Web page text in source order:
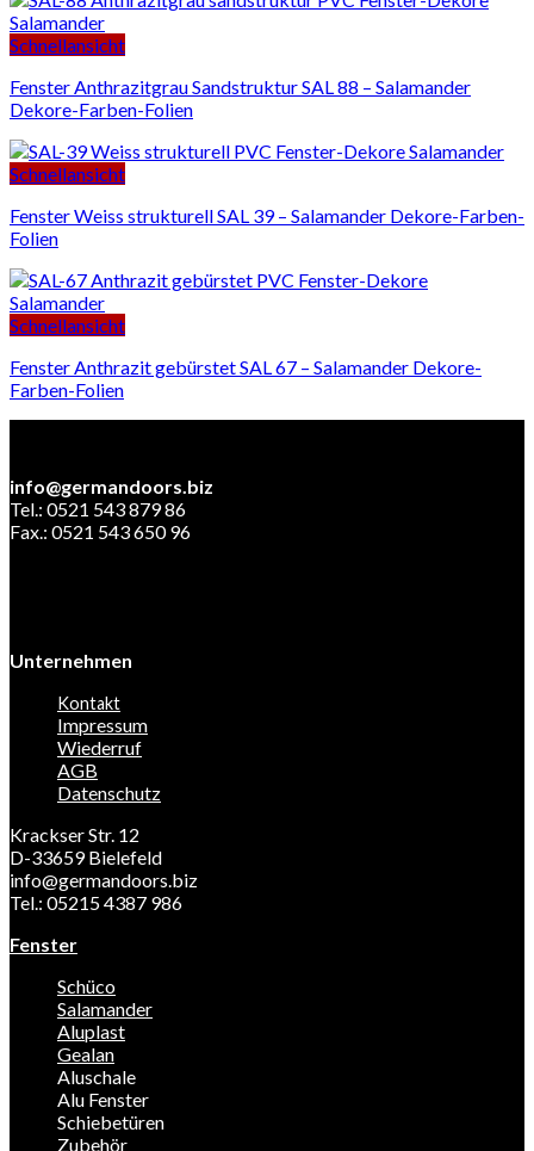
Schnellansicht
Fenster Anthrazitgrau Sandstruktur SAL 88 – Salamander
Dekore-Farben-Folien
Schnellansicht
Fenster Weiss strukturell SAL 39 – Salamander Dekore-Farben-
Folien
Schnellansicht
Fenster Anthrazit gebürstet SAL 67 – Salamander Dekore-
Farben-Folien
info@germandoors.biz
Tel.: 0521 543 879 86
Fax.: 0521 543 650 96
Unternehmen
Kontakt
Impressum
Wiederruf
AGB
Datenschutz
Krackser Str. 12
D-33659 Bielefeld
info@germandoors.biz
Tel.: 05215 4387 986
Fenster
Schüco
Salamander
Aluplast
Gealan
Aluschale
Alu Fenster
Schiebetüren
Zubehör